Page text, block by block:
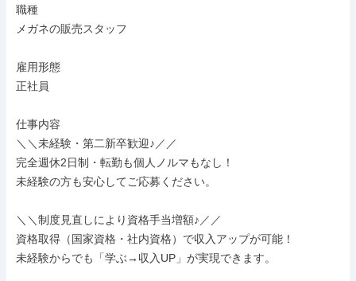
職種
メガネの販売スタッフ
雇用形態
正社員
仕事内容
＼＼未経験・第二新卒歓迎♪／／
完全週休2日制・転勤も個人ノルマもなし！
未経験の方も安心してご応募ください。
＼＼制度見直しにより資格手当増額♪／／
資格取得（国家資格・社内資格）で収入アップが可能！
未経験からでも「学ぶ→収入UP」が実現できます。